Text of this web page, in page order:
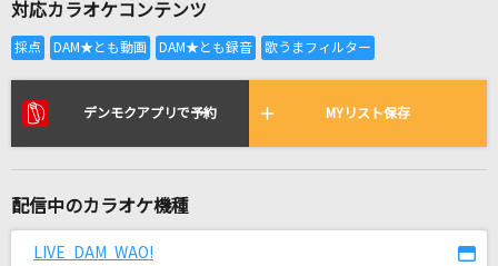
全国りれき
リアルタイムで歌われている曲の一覧
Again
対応カラオケコンテンツ
デンモクアプリで予約 MYリスト保存
配信中のカラオケ機種
LIVE DAM WAO!